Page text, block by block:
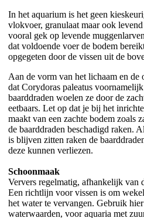
In het aquarium is het geen
vlokvoer, granulaat maar ook
vooral gek op levende
dat voldoende voer de bodem
opgegeten door de vissen uit de
Aan de vorm van het lichaam en de
dat Corydoras paleatus
baarddraden woelen ze door de
eetbaars. Let op dat je bij het
maakt van een zachte bodem zoals
de baarddraden beschadigd raken.
is blijven zitten raken de
deze kunnen verliezen.
Schoonmaak
Ververs regelmatig, afhankelijk van
Een richtlijn voor vissen is om
het water te vervangen. Gebruik
waterwaarden, voor aquaria met